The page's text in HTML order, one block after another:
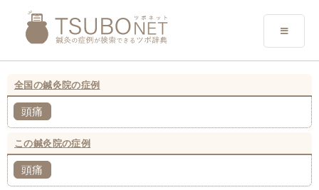
全国の鍼灸院の症例
頭痛
この鍼灸院の症例
頭痛